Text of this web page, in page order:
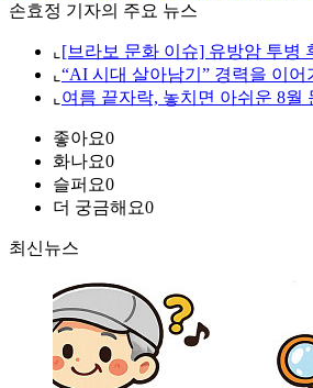
손효정 기자의 주요 뉴스
⌞ [브라보 문화 이슈] 유방암 투병
⌞ “AI 시대 살아남기” 경력을 이
⌞ 여름 끝자락, 놓치면 아쉬운 8월
좋아요0
화나요0
슬퍼요0
더 궁금해요0
최신뉴스